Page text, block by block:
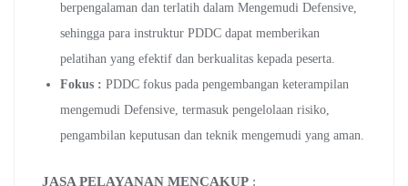
berpengalaman dan terlatih dalam Mengemudi Defensive,
sehingga para instruktur PDDC dapat memberikan
pelatihan yang efektif dan berkualitas kepada peserta.
Fokus : PDDC fokus pada pengembangan keterampilan
mengemudi Defensive, termasuk pengelolaan risiko,
pengambilan keputusan dan teknik mengemudi yang aman.
JASA PELAYANAN MENCAKUP :